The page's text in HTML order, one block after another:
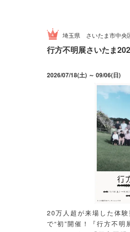
埼玉県 さいたま市中央
行方不明展さいたま
2026/07/18(土) ～ 09/06(日)
20万人超が来場した体
で“初”開催！『行方不